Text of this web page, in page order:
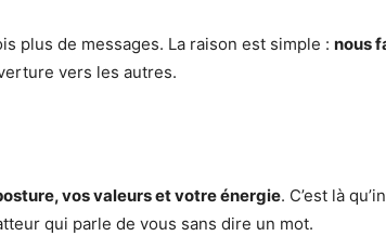
plus de messages. La raison est simple : nous
vers les autres.
vos valeurs et votre énergie. C’est là
qui parle de vous sans dire un mot.